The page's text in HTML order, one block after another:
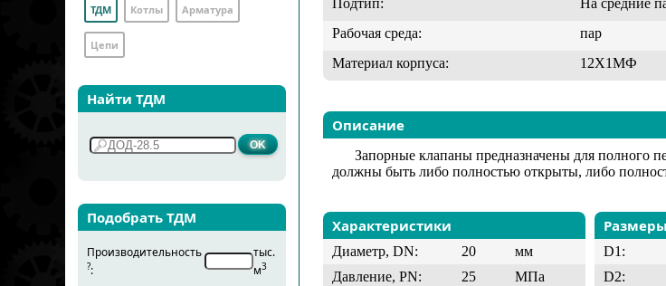
ТДМ Котлы Арматура
Цепи
Найти ТДМ
Подобрать ТДМ
Производительность
?:
тыс.
м3
Подтип:
На средние
Рабочая среда:
пар
Материал корпуса:
12Х1МФ
Описание
Запорные клапаны предназначены для полного
должны быть либо полностью открыты, либо
Характеристики
Диаметр, DN: 20
мм
Давление, PN:
25
МПа
Размеры
D1:
D2: